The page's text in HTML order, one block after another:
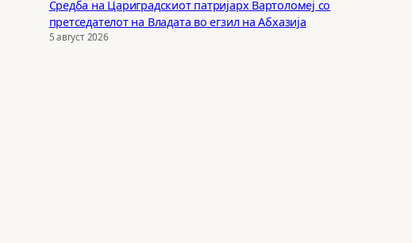
Средба на Цариградскиот патријарх Вартоломеј со
претседателот на Владата во егзил на Абхазија
5 август 2026